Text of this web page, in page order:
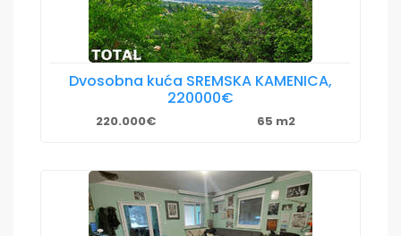
Dvosobna kuća SREMSKA KAMENICA,
220000€
220.000€ 65 m2